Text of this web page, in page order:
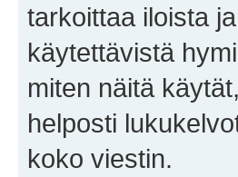
tarkoittaa iloista
käytettävistä
miten näitä
helposti
koko viestin.